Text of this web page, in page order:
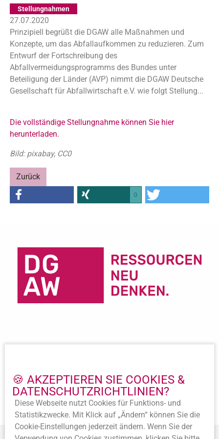
🍪 AKZEPTIEREN SIE COOKIES &
DATENSCHUTZ­RICHTLINIEN?
Diese Webseite nutzt Cookies für Funktions- und
Statistik­zwecke. Mit Klick auf „Ändern“ können Sie die
Cookie-Ein­stellungen jederzeit ändern. Wenn Sie der
Stellungnahmen
27.07.2020
Prinzipiell begrüßt die DGAW alle Maßnahmen und
Konzepte, um das Abfallaufkommen zu reduzieren. Zum
Entwurf der Fortschreibung des
Abfallvermeidungsprogramms des Bundes unter
Beteiligung der Länder (AVP) nimmt die DGAW Deutsche
Gesellschaft für Abfallwirtschaft e.V. wie folgt Stellung...
Die vollständige Stellungnahme können Sie hier
herunterladen.
Bild: pixabay, CC0
Zurück
0
Wichtige Links
Datenschutz
Beitritt
Satzung